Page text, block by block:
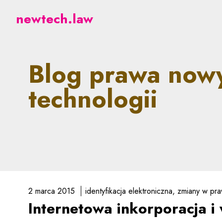
newtech.law - prawne
newtech.law
Blog prawa
technologii
2 marca 2015 identyfikacja elektroniczna zmiany w
Internetowa inkorporacja i